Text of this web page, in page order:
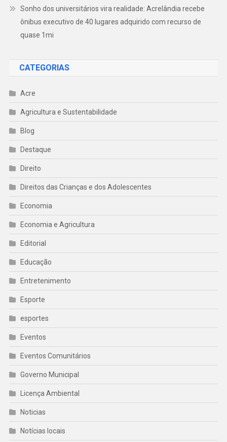
Sonho dos universitários vira realidade: Acrelândia recebe
ônibus executivo de 40 lugares adquirido com recurso de
quase 1mi
CATEGORIAS
Acre
Agricultura e Sustentabilidade
Blog
Destaque
Direito
Direitos das Crianças e dos Adolescentes
Economia
Economia e Agricultura
Editorial
Educação
Entretenimento
Esporte
esportes
Eventos
Eventos Comunitários
Governo Municipal
Licença Ambiental
Noticias
Notícias locais